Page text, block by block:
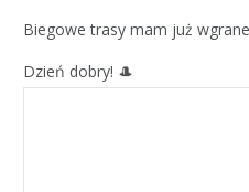
Biegowe trasy mam już
Dzień dobry! 🎩